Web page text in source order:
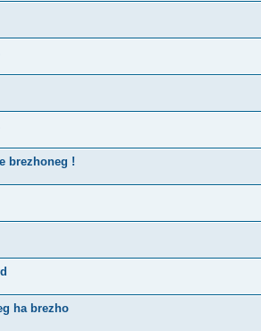
brezhoneg !
ha brezho